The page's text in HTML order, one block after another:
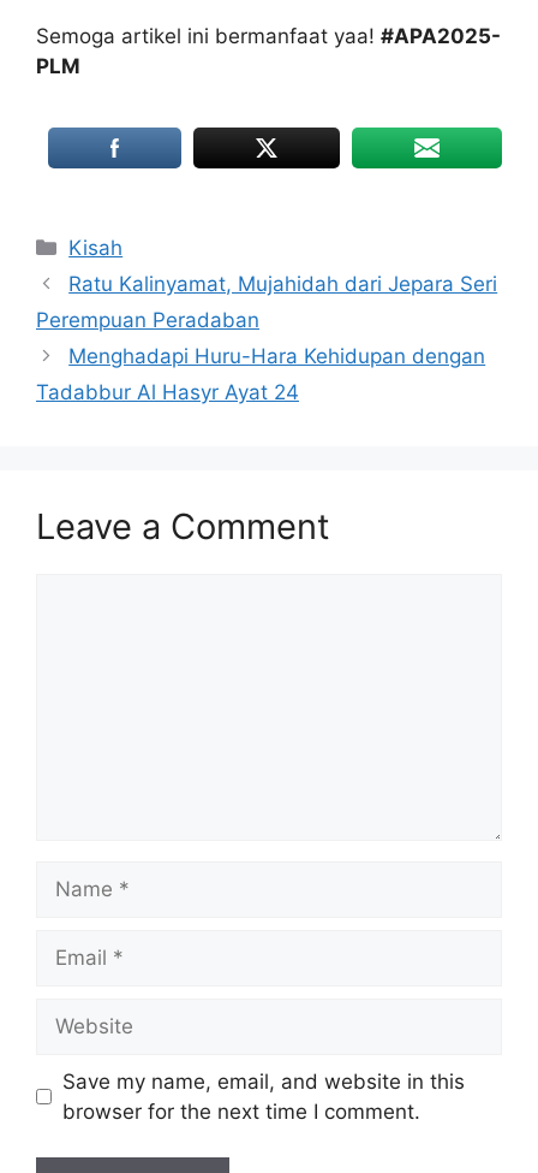
Semoga artikel ini bermanfaat yaa! #APA2025-
PLM
Categories
Kisah
Ratu Kalinyamat, Mujahidah dari Jepara Seri
Perempuan Peradaban
Menghadapi Huru-Hara Kehidupan dengan
Tadabbur Al Hasyr Ayat 24
Leave a Comment
Save my name, email, and website in this
browser for the next time I comment.